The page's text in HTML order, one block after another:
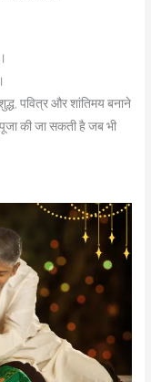
पवित्र और शांतिमय बनाने
की जा सकती है जब भी